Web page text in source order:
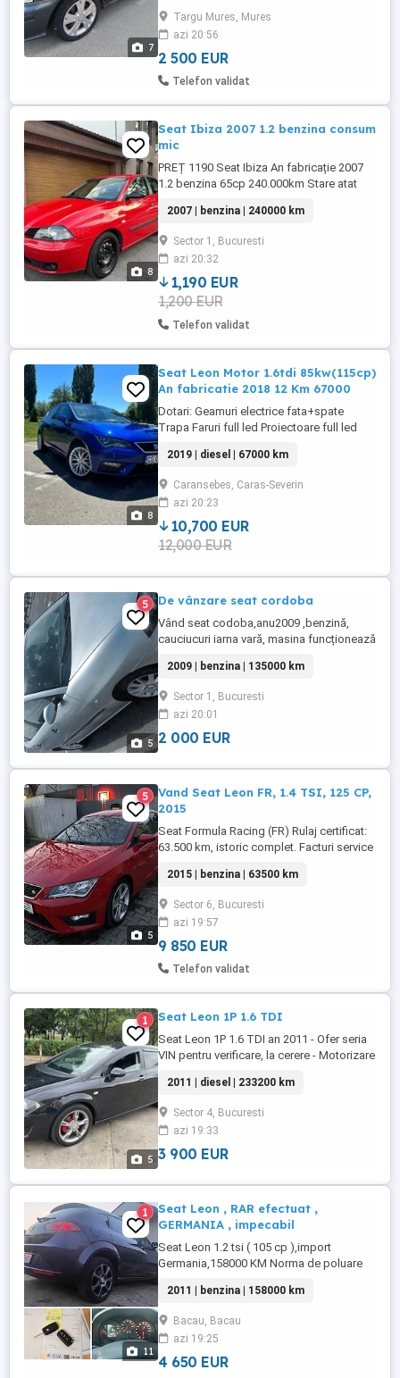
7
cu fiscal la zi.ITP recent valabil 09.07.2027
Targu Mures, Mures
azi 20:56
2 500 EUR
Telefon validat
8
Seat Ibiza 2007 1.2 benzina consum
mic
PREȚ 1190 Seat Ibiza An fabricație 2007
1.2 benzina 65cp 240.000km Stare atat
condiționat ( merge foarte bine ) Servo
direcție Geamuri electrice Cauciucuri stare
foarte buna Închidere centralizată
2007 | benzina | 240000 km
Sector 1, Bucuresti
azi 20:32
1,190 EUR
1,200 EUR
Telefon validat
8
Seat Leon Motor 1.6tdi 85kw(115cp)
An fabricatie 2018 12 Km 67000
Dotari: Geamuri electrice fata+spate
Trapa Faruri full led Proiectoare full led
Pilot automat Distronic(asistenta la
franare) Incalzire in scaune Climatronic pe
2 zone Navigatie touch screen(mare)
Volan piele Comenzi pe volan Computer
bord Cutie manuala 5+1 Jante ...
2019 | diesel | 67000 km
Caransebes, Caras-Severin
azi 20:23
10,700 EUR
12,000 EUR
5
5 De vânzare seat cordoba
Vând seat codoba,anu2009 ,benzină,
cauciucuri iarna vară, masina funcționează
2009 | benzina | 135000 km
Sector 1, Bucuresti
azi 20:01
2 000 EUR
5
5
Vand Seat Leon FR, 1.4 TSI, 125 CP,
2015
Seat Formula Racing (FR) Rulaj certificat:
63.500 km, istoric complet. Facturi service
Benzina, Cutie manuală, Mod condus
Normal Eco Sport Stopuri LED, Pilot
automat (tempomat) Display cu touch
screen, Volan FR piele cu comenzi
Senzori lumina, ploaie, presiune ...
2015 | benzina | 63500 km
Sector 6, Bucuresti
azi 19:57
9 850 EUR
Telefon validat
5
1 Seat Leon 1P 1.6 TDI
Seat Leon 1P 1.6 TDI an 2011 - Ofer seria
VIN pentru verificare, la cerere - Motorizare
Norma poluare - Euro 5 - Cutie manuala -
Kilometrii reali, verificabili Dotări: -
Navigatie - Senzori presiune pneuri - ESP -
Dublu climatronic - Anvelope vara
Hankook ...
2011 | diesel | 233200 km
Sector 4, Bucuresti
azi 19:33
3 900 EUR
11
1
Seat Leon , RAR efectuat ,
GERMANIA , impecabil
Seat Leon 1.2 tsi ( 105 cp ),import
Germania,158000 KM Norma de poluare
foarte buna NUMERE ROSII VALABILE ! In
vederea efectuarii RAR.ului s.a verificat
masina si s.au schimbat discurile ,placute
fata spate,etrier,baterie noua. A nu se
compara cu masinile ...
2011 | benzina | 158000 km
Bacau, Bacau
azi 19:25
4 650 EUR